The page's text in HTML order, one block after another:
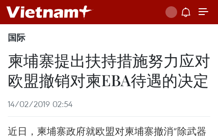
国际
柬埔寨提出扶持措施努力应对
欧盟撤销对柬EBA待遇的决定
14/02/2019 02:54
近日，柬埔寨政府就欧盟对柬埔寨撤消“除武器